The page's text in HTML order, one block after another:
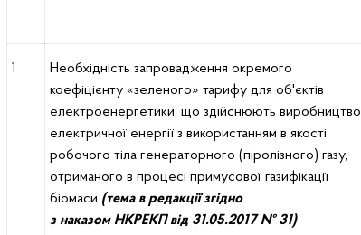
1
Необхідність запровадження окремого
коефіцієнту «зеленого» тарифу для об'єктів
електроенергетики, що здійснюють виробництво
електричної енергії з використанням в якості
робочого тіла генераторного (піролізного) газу,
отриманого в процесі примусової газифікації
біомаси (тема в редакціїзгідно
з наказомНКРЕКПвід 31.05.2017 №31)